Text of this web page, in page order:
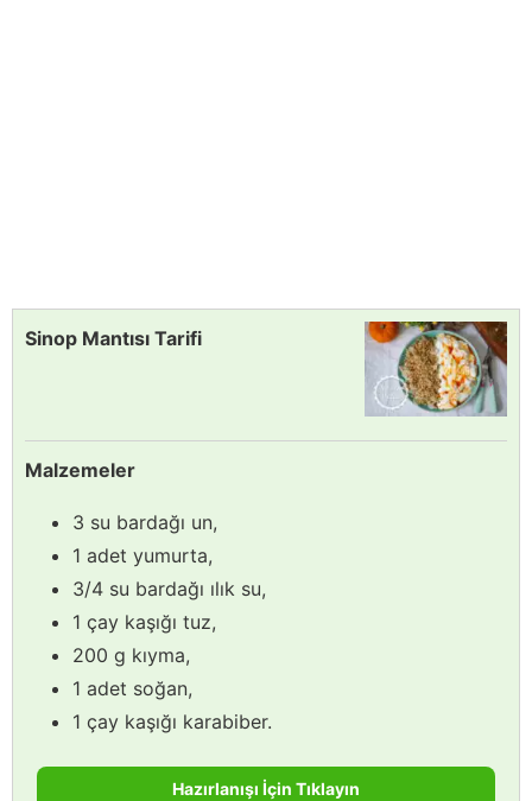
Sinop Mantısı Tarifi
Malzemeler
3 su bardağı un,
1 adet yumurta,
3/4 su bardağı ılık su,
1 çay kaşığı tuz,
200 g kıyma,
1 adet soğan,
1 çay kaşığı karabiber.
Hazırlanışı İçin Tıklayın